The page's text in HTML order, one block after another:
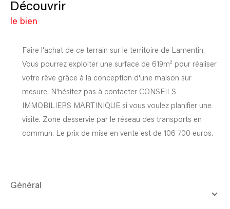
découvrir
le bien
Faire l'achat de ce terrain sur le territoire de Lamentin.
Vous pourrez exploiter une surface de 619m² pour réaliser
votre rêve grâce à la conception d'une maison sur
mesure. N'hésitez pas à contacter CONSEILS
IMMOBILIERS MARTINIQUE si vous voulez planifier une
visite. Zone desservie par le réseau des transports en
commun. Le prix de mise en vente est de 106 700 euros.
général